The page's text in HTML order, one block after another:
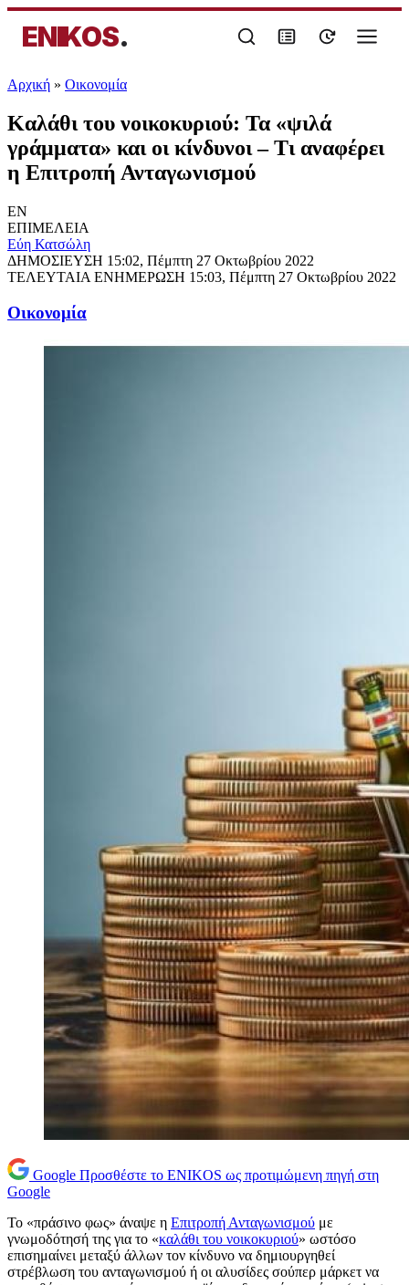
ENIKOS.
Αρχική » Oικονομία
Καλάθι του νοικοκυριού: Τα «ψιλά
γράμματα» και οι κίνδυνοι – Τι αναφέρει
η Επιτροπή Ανταγωνισμού
EN
ΕΠΙΜΕΛΕΙΑ
Εύη Κατσώλη
ΔΗΜΟΣΙΕΥΣΗ 15:02, Πέμπτη 27 Οκτωβρίου 2022
ΤΕΛΕΥΤΑΙΑ ΕΝΗΜΕΡΩΣΗ 15:03, Πέμπτη 27 Οκτωβρίου 2022
Oικονομία
Google Προσθέστε το ENIKOS ως προτιμώμενη πηγή στη
Google
Το «πράσινο φως» άναψε η Επιτροπή Ανταγωνισμού με
γνωμοδότησή της για το «καλάθι του νοικοκυριού» ωστόσο
επισημαίνει μεταξύ άλλων τον κίνδυνο να δημιουργηθεί
στρέβλωση του ανταγωνισμού ή οι αλυσίδες σούπερ μάρκετ να